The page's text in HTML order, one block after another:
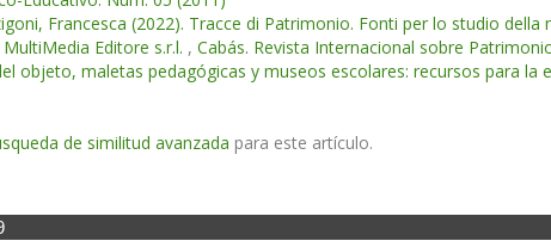
Francesca (2022). Tracce di Patrimonio. Fonti per lo studio della
Editore s.r.l. , Cabás. Revista Internacional sobre
objeto, maletas pedagógicas y museos escolares: recursos para la
de similitud avanzada para este artículo.